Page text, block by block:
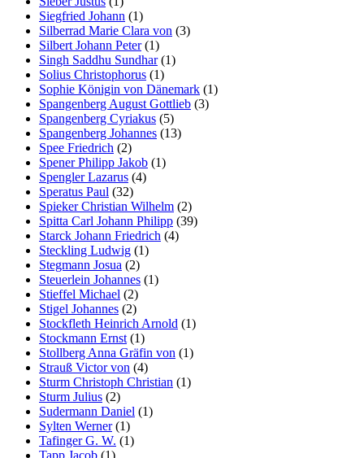
Siegfried Johann (1)
Silberrad Marie Clara von (3)
Silbert Johann Peter(1)
Singh Saddhu Sundhar(1)
Solius Christophorus (1)
Sophie Königin von Dänemark (1)
Spangenberg August Gottlieb (3)
Spangenberg Cyriakus (5)
Spangenberg Johannes (13)
Spee Friedrich (2)
Spener Philipp Jakob (1)
Spengler Lazarus (4)
Speratus Paul (32)
Spieker Christian Wilhelm (2)
Spitta Carl Johann Philipp (39)
Starck Johann Friedrich (4)
Steckling Ludwig (1)
Stegmann Josua (2)
Steuerlein Johannes (1)
Stieffel Michael (2)
Stigel Johannes (2)
Stockfleth Heinrich Arnold (1)
Stockmann Ernst (1)
Stollberg Anna Gräfin von (1)
Strauß Victor von (4)
Sturm Christoph Christian (1)
Sturm Julius (2)
Sudermann Daniel (1)
Sylten Werner(1)
Tafinger G. W. (1)
Tapp Jacob (1)